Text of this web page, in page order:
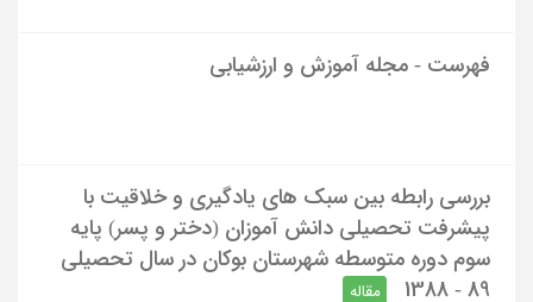
فهرست - مجله آموزش و ارزشیابی
بررسی رابطه بین سبک های یادگیری و خلاقیت با
پیشرفت تحصیلی دانش آموزان (دختر و پسر) پایه
سوم دوره متوسطه شهرستان بوکان در سال تحصیلی
89 - 1388
مقاله